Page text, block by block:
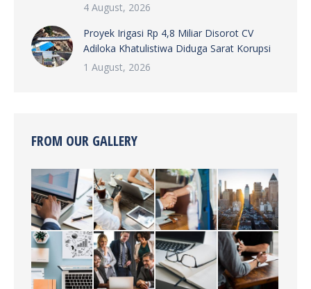
4 August, 2026
Proyek Irigasi Rp 4,8 Miliar Disorot CV
Adiloka Khatulistiwa Diduga Sarat Korupsi
1 August, 2026
FROM OUR GALLERY